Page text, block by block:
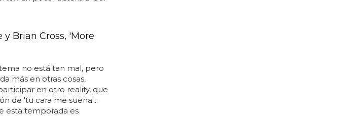
Brian Cross, 'More
no está tan mal, pero
más en otras cosas,
en otro reality, que
de 'tu cara me suena'...
esta temporada es